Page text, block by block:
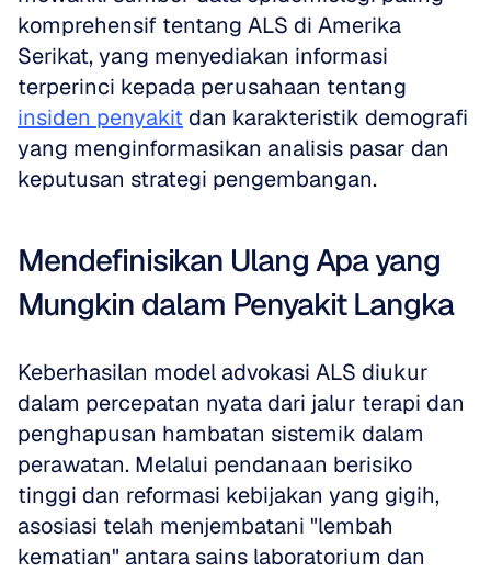
komprehensif tentang ALS di Amerika
Serikat, yang menyediakan informasi
insiden penyakit dan karakteristik demografi
yang menginformasikan analisis pasar dan
keputusan strategi pengembangan.
Mendefinisikan Ulang Apa yang
Mungkin dalam Penyakit Langka
Keberhasilan model advokasi ALS diukur
dalam percepatan nyata dari jalur terapi dan
penghapusan hambatan sistemik dalam
perawatan. Melalui pendanaan berisiko
tinggi dan reformasi kebijakan yang gigih,
asosiasi telah menjembatani "lembah
kematian" antara sains laboratorium dan